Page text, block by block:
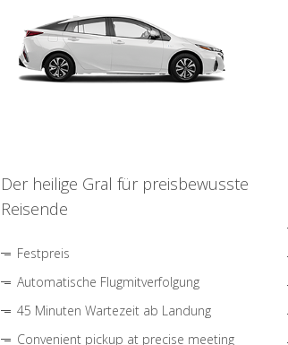
Der heilige Gral für preisbewusste
Reisende
Festpreis
Automatische Flugmitverfolgung
45 Minuten Wartezeit ab Landung
Convenient pickup at precise meeting